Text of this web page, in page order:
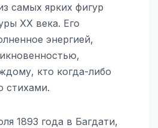
самых ярких фигур
XX века. Его
энергией,
кто когда-либо
стихами.
1893 года в Багдати,